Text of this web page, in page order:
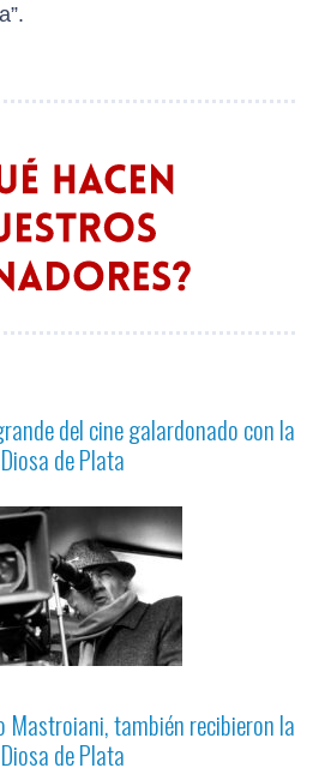
del cine galardonado con la
Diosa de Plata
Mastroiani, también recibieron la
Diosa de Plata